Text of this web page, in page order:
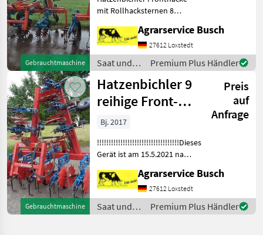
Gebrauchtmaschine
Reihig mi
mit Rollhacksternen 8
Gänsfußscharen 8 Reihig
Hydraulische Klappung
Fronthackgerät mit
Dammformern
Hydraulische K
Agrarservice Busch
27612 Loxstedt
Saat und
Pflege /
Hatzenbichler
Premium Plus Händler
Gebrauchtmaschine
Hatzenbichler 9
reihige Front-
Hacke mit
gefederten
Gänsfußscha
Preis
auf
Anfrage
Bj. 2017
!!!!!!!!!!!!!!!!!!!!!!!!!!!!!!!!!!!Dieses
Gerät ist am 15.5.2021 nach
erfolg Rodrigo mit dem
Gerät im Hochland von La
Villa!!!!! Alternative
Agrarservice Busch
27612 Loxstedt
Saat und
Pflege /
Premium Plus Händler